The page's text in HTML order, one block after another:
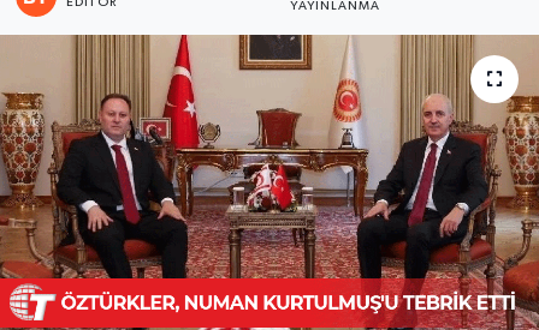
EDITÖR YAYINLANMA